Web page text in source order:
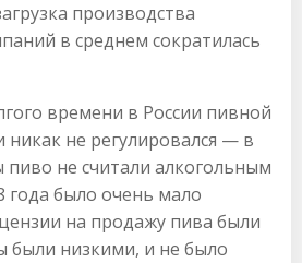
производства
в среднем сократилась
времени в России пивной
никак не регулировался — в
пиво не считали алкогольным
года было очень мало
на продажу пива были
низкими, и не было